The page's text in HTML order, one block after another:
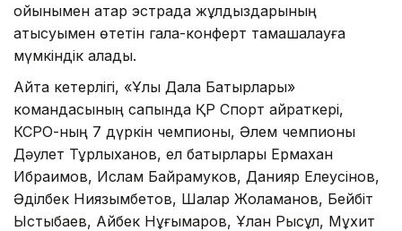
ойынымен қатар эстрада жұлдыздарының
қатысуымен өтетін гала-конферт тамашалауға
мүмкіндік алады.
Айта кетерлігі, «Ұлы Дала Батырлары»
командасының сапында ҚР Спорт қайраткері,
КСРО-ның 7 дүркін чемпионы, Әлем чемпионы
Дәулет Тұрлыханов, ел батырлары Ермахан
Ибраимов, Ислам Байрамуков, Данияр Елеусінов,
Әділбек Ниязымбетов, Шалқар Жоламанов, Бейбіт
Ыстыбаев, Айбек Нұғымаров, Ұлан Рысқұл, Мұхит